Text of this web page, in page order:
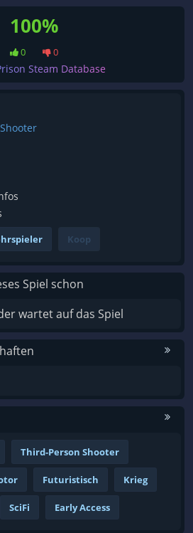
100%
0 0
Steam Database
Koop
Spiel schon
wartet auf das Spiel
Third-Person Shooter
Futuristisch Krieg
SciFi Early Access